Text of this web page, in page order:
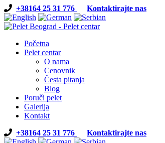
+38164 25 31 776 Kontaktirajte nas
Početna
Pelet centar
O nama
Cenovnik
Česta pitanja
Blog
Poruči pelet
Galerija
Kontakt
+38164 25 31 776
Kontaktirajte nas